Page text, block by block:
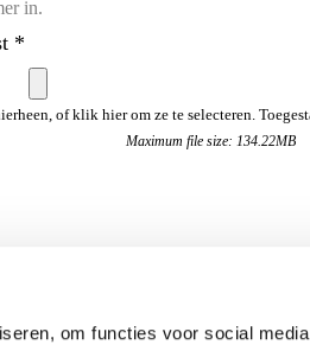
om functies voor social
*
of klik hier om ze te selecteren.
Maximum file size: 134.22MB
controle (Whk-mededeling: € 55,-